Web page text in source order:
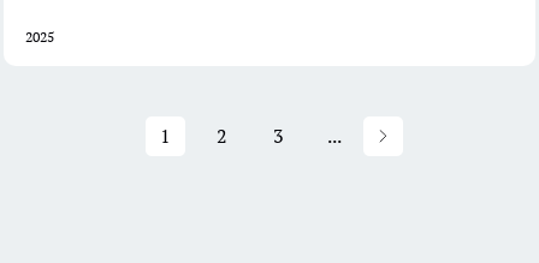
2025
1 2 3 ...